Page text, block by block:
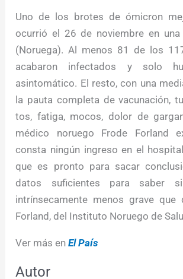
Uno de los brotes de ómicron
ocurrió el 26 de noviembre en
(Noruega). Al menos 81 de los
acabaron infectados y solo
asintomático. El resto, con una
la pauta completa de vacunación,
tos, fatiga, mocos, dolor de
médico noruego Frode Forland
consta ningún ingreso en el
que es pronto para sacar
datos suficientes para saber
intrínsecamente menos grave que
Forland, del Instituto Noruego de
Ver más enEl País
Autor